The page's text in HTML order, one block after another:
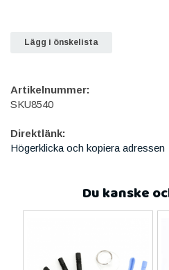
Lägg i önskelista
Artikelnummer:
SKU8540
Direktlänk:
Högerklicka och kopiera adressen
Du kanske